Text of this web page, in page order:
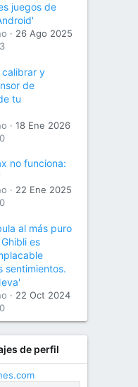
juegos de
26 Ago 2025
calibrar y
de
tu
18 Ene 2026
no funciona:
22 Ene 2025
al más puro
es
sentimientos.
22 Oct 2024
de perfil